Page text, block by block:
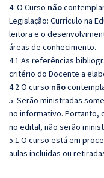
4. O Curso não
Legislação: Currículo na
leitora e o
áreas de conhecimento.
4.1 As referências
critério do Docente a
4.2 O curso não
5. Serão ministradas
no informativo. Portanto,
no edital, não serão
5.1 O curso está em
aulas incluídas ou